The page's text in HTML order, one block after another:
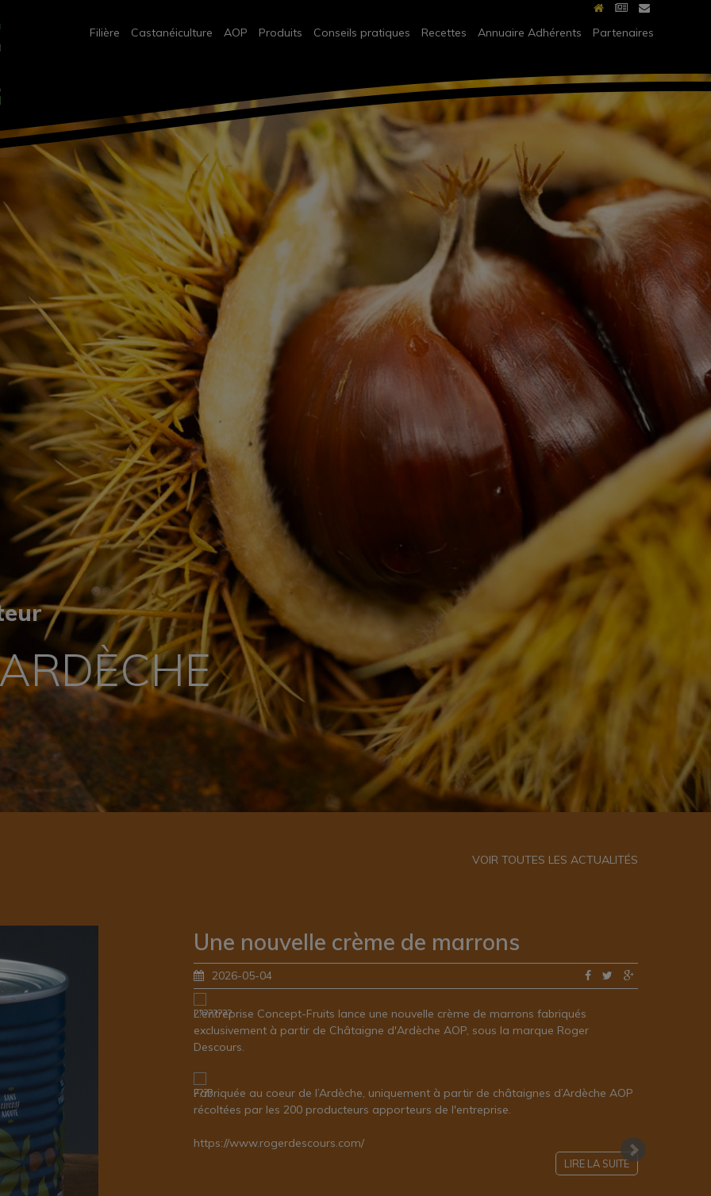
Filière Castanéiculture AOP Produits Conseils pratiques Recettes Annuaire Adhérents Partenaires
VOIR TOUTES LES ACTUALITÉS
Une nouvelle crème de marrons
2026-05-04
L'entreprise Concept-Fruits lance une nouvelle crème de marrons fabriqués
exclusivement à partir de Châtaigne d'Ardèche AOP, sous la marque Roger
Descours.
Fabriquée au coeur de l’Ardèche, uniquement à partir de châtaignes d’Ardèche AOP
récoltées par les 200 producteurs apporteurs de l'entreprise.
https://www.rogerdescours.com/
LIRE LA SUITE